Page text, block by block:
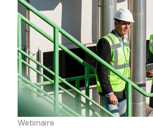
Webinaire